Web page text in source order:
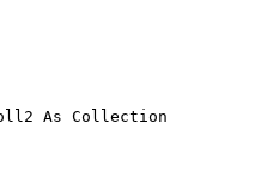
As Collection